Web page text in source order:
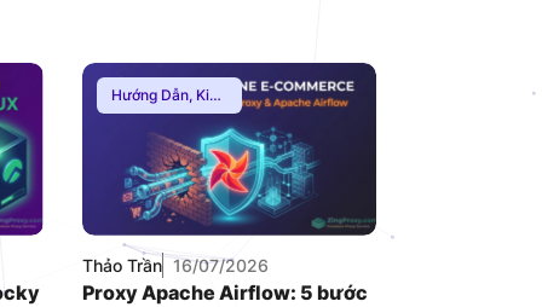
4GViettel
20.000đ/Ngày
Hướng Dẫn, Kiến
Thức Proxy,
Proxy Dân Cư
Thảo Trần 16/07/2026
Proxy Apache Airflow: 5 bước